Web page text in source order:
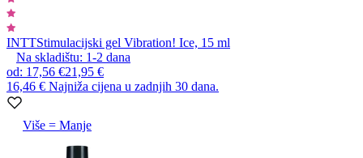
INTTStimulacijski gel Vibration! Ice, 15 ml
Na skladištu: 1-2 dana
od: 17,56 €21,95 €
16,46 € Najniža cijena u zadnjih 30 dana.
Više = Manje